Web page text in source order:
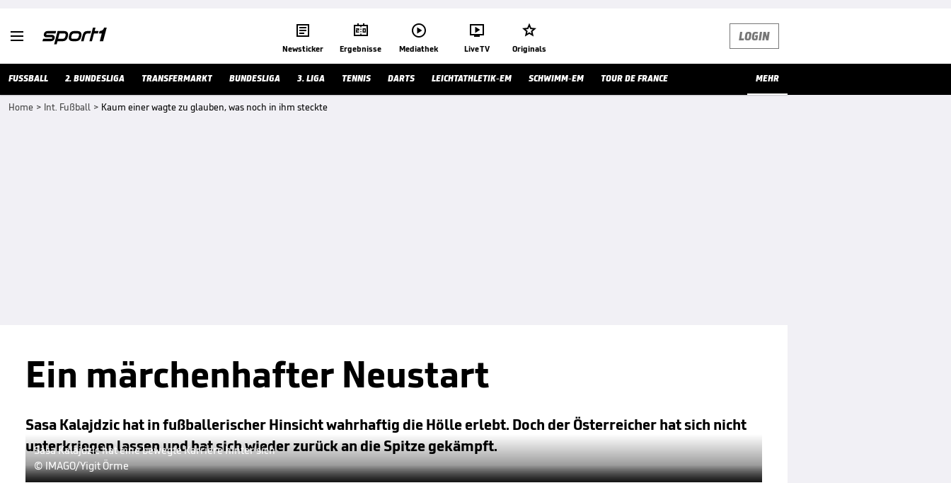
 
Newsticker

Ergebnisse

Mediathek

Live TV

Originals
LOGIN
FUSSBALL 2. BUNDESLIGA TRANSFERMARKT BUNDESLIGA 3. LIGA TENNIS DARTS LEICHTATHLETIK-EM SCHWIMM-EM TOUR DE FRANCE MEHR
Home > Int. Fußball > Kaum einer wagte zu glauben, was noch in ihm steckte
Ein märchenhafter Neustart
Sasa Kalajdzic hat in fußballerischer Hinsicht wahrhaftig die Hölle erlebt. Doch der Österreicher hat sich nicht
unterkriegen lassen und hat sich wieder zurück an die Spitze gekämpft.
Sasa Kalajdzic hat eine bewegte Karriere hinter sich
© IMAGO/Yigit Örme